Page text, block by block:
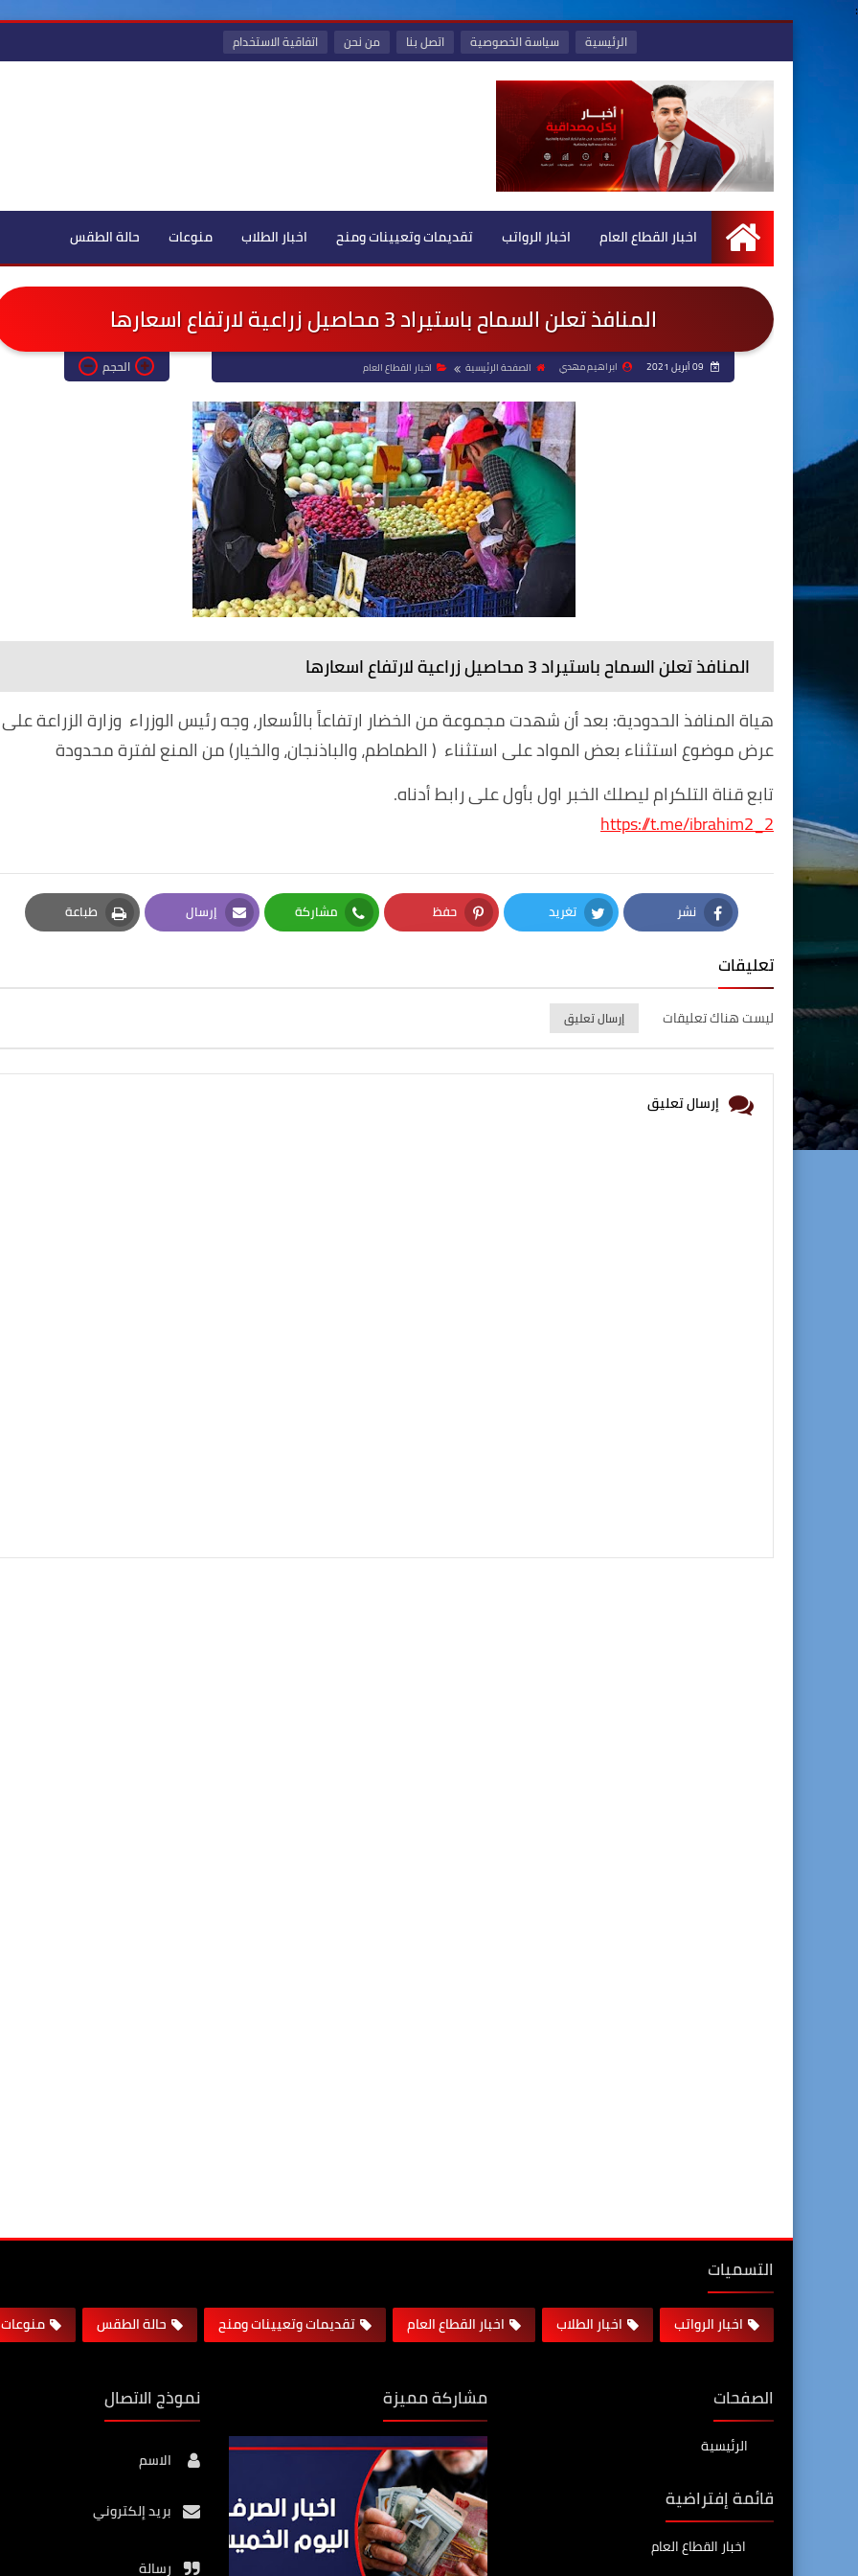
:
الرئيسية سياسة الخصوصية اتصل بنا من نحن اتفاقية الاستخدام
الرئيسية
اخبار القطاع العام اخبار الرواتب تقديمات وتعيينات ومنح اخبار الطلاب منوعات حالة الطقس
المنافذ تعلن السماح باستيراد 3 محاصيل زراعية لارتفاع اسعارها
ابراهيم مهدي الصفحة الرئيسية اخبار القطاع العام الحجم
المنافذ تعلن السماح باستيراد 3 محاصيل زراعية لارتفاع اسعارها
هياة المنافذ الحدودية: بعد أن شهدت مجموعة من الخضار ارتفاعاً بالأسعار، وجه رئيس الوزراء وزارة الزراعة على
عرض موضوع استثناء بعض المواد على استثناء ( الطماطم، والباذنجان، والخيار) من المنع لفترة محدودة
تابع قناة التلكرام ليصلك الخبر اول بأول على رابط أدناه.
https://t.me/ibrahim2_2
نشر
Facebook
تغريد
Twitter
حفظ
Pinterest
مشاركة
Whatsapp
إرسال
Email
طباعة
Print
تعليقات
ليست هناك تعليقات إرسال تعليق
إرسال تعليق
التسميات
اخبار الرواتب اخبار الطلاب اخبار القطاع العام تقديمات وتعيينات ومنح حالة الطقس منوعات
الصفحات
الرئيسية
قائمة إفتراضية
اخبار القطاع العام
مشاركة مميزة نموذج الاتصال
الاسم
بريد إلكتروني
رسالة